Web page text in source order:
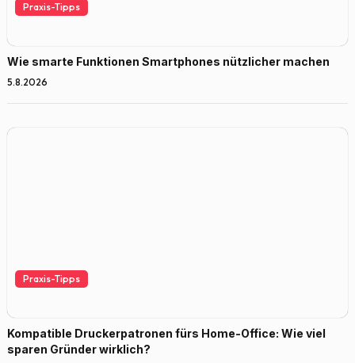
Praxis-Tipps
Wie smarte Funktionen Smartphones nützlicher machen
5.8.2026
Praxis-Tipps
Kompatible Druckerpatronen fürs Home-Office: Wie viel
sparen Gründer wirklich?